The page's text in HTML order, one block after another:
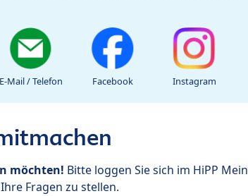
E-Mail / Telefon Facebook Instagram
möchten! Bitte loggen Sie sich im HiPP Mein
Fragen zu stellen.